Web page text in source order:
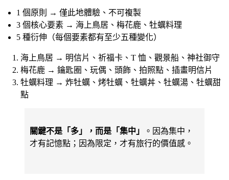
1 個原則 → 僅此地體驗、不可複製
3 個核心要素 → 海上鳥居、梅花鹿、牡蠣料理
5 種衍伸（每個要素都有至少五種變化）
海上鳥居 → 明信片、祈福卡、T 恤、觀景船、神社御守
梅花鹿 → 鑰匙圈、玩偶、頭飾、拍照點、插畫明信片
牡蠣料理 → 炸牡蠣、烤牡蠣、牡蠣丼、牡蠣湯、牡蠣甜
點
關鍵不是「多」，而是「集中」
。因為集中，
才有記憶點；因為限定，才有旅行的價值感。